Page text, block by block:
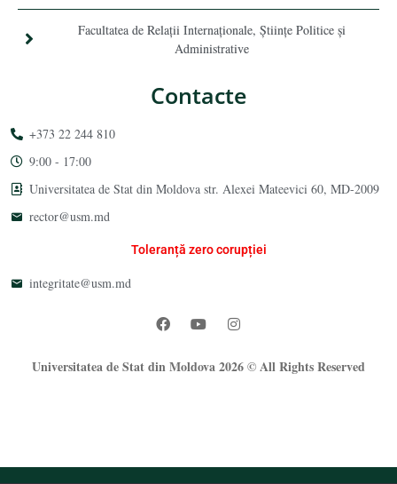
Facultatea de Relaţii Internaţionale, Ştiinţe Politice şi
Administrative
Contacte
+373 22 244 810
9:00 - 17:00
Universitatea de Stat din Moldova str. Alexei Mateevici 60, MD-2009
rector@usm.md
Toleranță zero corupției
integritate@usm.md
Universitatea de Stat din Moldova 2026 © All Rights Reserved